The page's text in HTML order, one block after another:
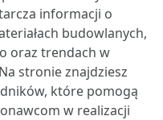
informacji o
budowlanych,
oraz trendach w
stronie znajdziesz
które pomogą
w realizacji